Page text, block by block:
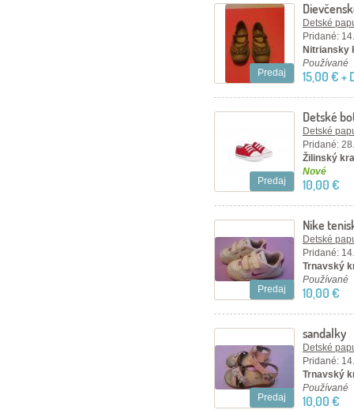
Predaj
KORNECKI
Detské
Pridané:
Nitriansky
Používané
15,00 € +
Predaj
Detské
Detské
Pridané:
Žilinský
Nové
10,00 €
Predaj
Nike
Detské
Pridané:
Trnavský
Používané
10,00 €
Predaj
sandalky
Detské
Pridané:
Trnavský
Používané
10,00 €